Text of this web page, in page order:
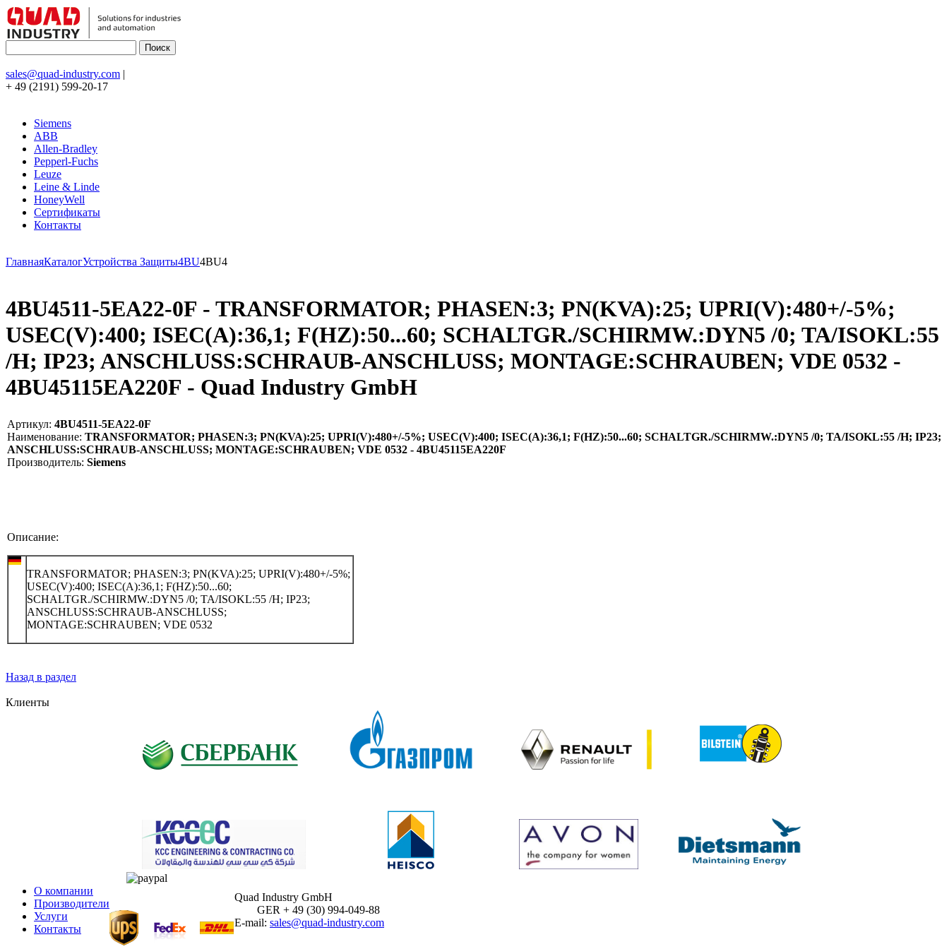
sales@quad-industry.com |
+ 49 (2191) 599-20-17
Siemens
ABB
Allen-Bradley
Pepperl-Fuchs
Leuze
Leine & Linde
HoneyWell
Сертификаты
Контакты
ГлавнаяКаталогУстройства Защиты4BU4BU4
4BU4511-5EA22-0F - TRANSFORMATOR; PHASEN:3; PN(KVA):25; UPRI(V):480+/-5%;
USEC(V):400; ISEC(A):36,1; F(HZ):50...60; SCHALTGR./SCHIRMW.:DYN5 /0; TA/ISOKL:55
/H; IP23; ANSCHLUSS:SCHRAUB-ANSCHLUSS; MONTAGE:SCHRAUBEN; VDE 0532 -
4BU45115EA220F - Quad Industry GmbH
Артикул: 4BU4511-5EA22-0F
Наименование: TRANSFORMATOR; PHASEN:3; PN(KVA):25; UPRI(V):480+/-5%; USEC(V):400; ISEC(A):36,1; F(HZ):50...60; SCHALTGR./SCHIRMW.:DYN5 /0; TA/ISOKL:55 /H; IP23;
ANSCHLUSS:SCHRAUB-ANSCHLUSS; MONTAGE:SCHRAUBEN; VDE 0532 - 4BU45115EA220F
Производитель: Siemens
Описание:
TRANSFORMATOR; PHASEN:3; PN(KVA):25; UPRI(V):480+/-5%;
USEC(V):400; ISEC(A):36,1; F(HZ):50...60;
SCHALTGR./SCHIRMW.:DYN5 /0; TA/ISOKL:55 /H; IP23;
ANSCHLUSS:SCHRAUB-ANSCHLUSS;
MONTAGE:SCHRAUBEN; VDE 0532
Назад в раздел
Клиенты
О компании
Производители
Услуги
Контакты
Quad Industry GmbH
GER + 49 (30) 994-049-88
E-mail: sales@quad-industry.com